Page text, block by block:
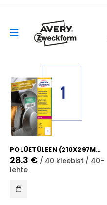
POLÜETÜLEEN (210X297MM)
28.3 € / 40 kleebist / 40-
lehte